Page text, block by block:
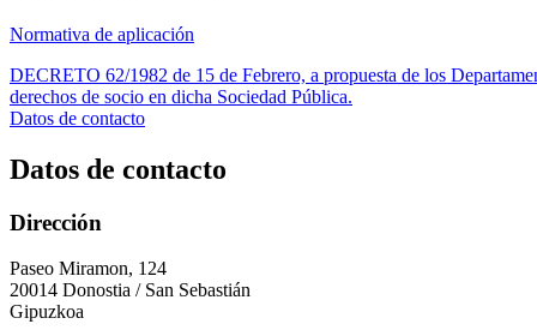
Normativa de aplicación
DECRETO 62/1982 de 15 de Febrero, a propuesta de los
derechos de socio en dicha Sociedad Pública.
Datos de contacto
Datos de contacto
Dirección
Paseo Miramon, 124
20014 Donostia / San Sebastián
Gipuzkoa